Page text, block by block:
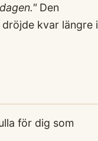
Den
kvar längre i
för dig som